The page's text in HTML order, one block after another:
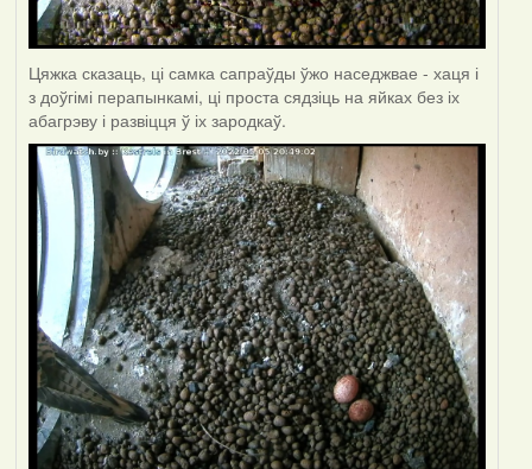
Цяжка сказаць, ці самка сапраўды ўжо наседжвае - хаця і
з доўгімі перапынкамі, ці проста сядзіць на яйках без іх
абагрэву і развіцця ў іх зародкаў.